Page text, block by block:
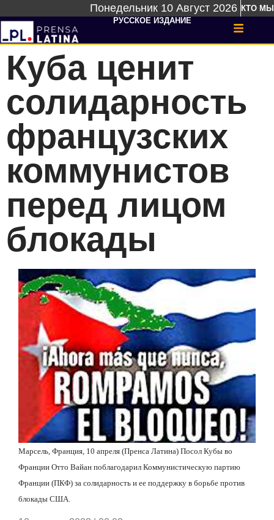
Понедельник 10 Август 2026 КТО МЫ
РУССКОЕ ИЗДАНИЕ
Куба ценит
солидарность
французских
коммунистов
перед лицом
блокады
Марсель, Франция, 10 апреля (Пренса Латина) Посол Кубы во
Франции Отто Вайан поблагодарил Коммунистическую партию
Франции (ПКФ) за солидарность и ее поддержку в борьбе против
блокады США.